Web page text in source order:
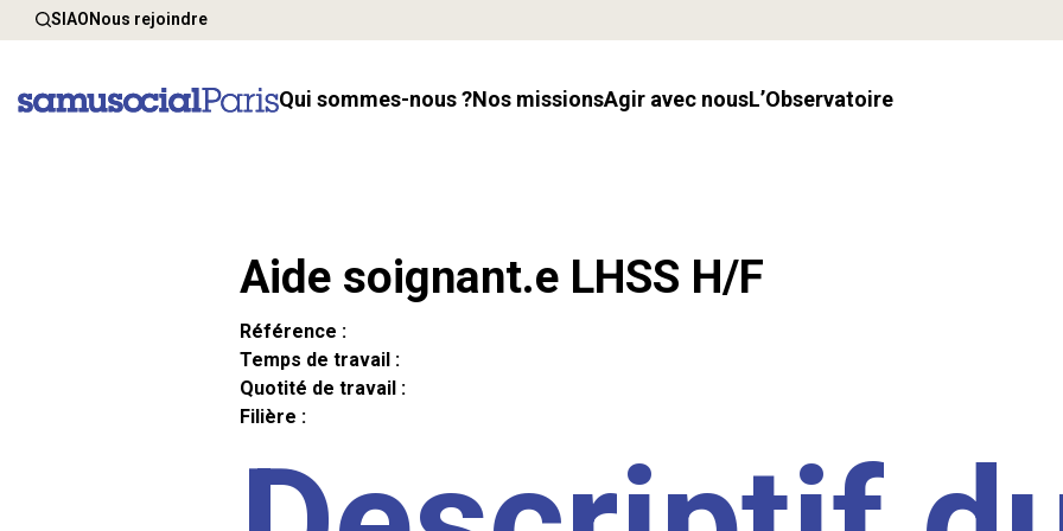
SIAONous rejoindre
Qui sommes-nous ? Nos missions Agir avec nous l’Observatoire
Aide soignant.e LHSS H/F
Référence :
Temps de travail :
Quotité de travail :
Filière :